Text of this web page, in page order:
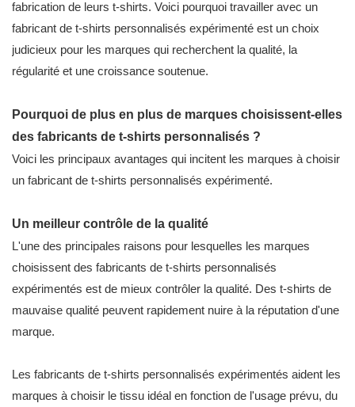
fabrication de leurs t-shirts. Voici pourquoi travailler avec un
fabricant de t-shirts personnalisés expérimenté est un choix
judicieux pour les marques qui recherchent la qualité, la
régularité et une croissance soutenue.
Pourquoi de plus en plus de marques choisissent-elles
des fabricants de t-shirts personnalisés ?
Voici les principaux avantages qui incitent les marques à choisir
un fabricant de t-shirts personnalisés expérimenté.
Un meilleur contrôle de la qualité
L'une des principales raisons pour lesquelles les marques
choisissent des fabricants de t-shirts personnalisés
expérimentés est de mieux contrôler la qualité. Des t-shirts de
mauvaise qualité peuvent rapidement nuire à la réputation d'une
marque.
Les fabricants de t-shirts personnalisés expérimentés aident les
marques à choisir le tissu idéal en fonction de l'usage prévu, du